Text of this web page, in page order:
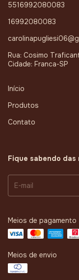
5516992080083
16992080083
Rua: Cosimo
Cidade: Franca-SP
Início
Produtos
Contato
Fique sabendo das
Meios de pagamento
Meios de envio